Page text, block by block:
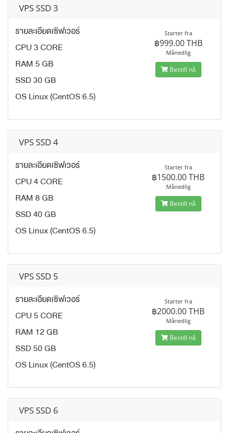
VPS SSD 3
รายละเอียดเซิฟเวอร์
CPU 3 CORE
RAM 5 GB
SSD 30 GB
OS Linux (CentOS 6.5)
Starter fra
฿999.00 THB
Månedlig
Bestill nå
VPS SSD 4
รายละเอียดเซิฟเวอร์
CPU 4 CORE
RAM 8 GB
SSD 40 GB
OS Linux (CentOS 6.5)
Starter fra
฿1500.00 THB
Månedlig
Bestill nå
VPS SSD 5
รายละเอียดเซิฟเวอร์
CPU 5 CORE
RAM 12 GB
SSD 50 GB
OS Linux (CentOS 6.5)
Starter fra
฿2000.00 THB
Månedlig
Bestill nå
VPS SSD 6